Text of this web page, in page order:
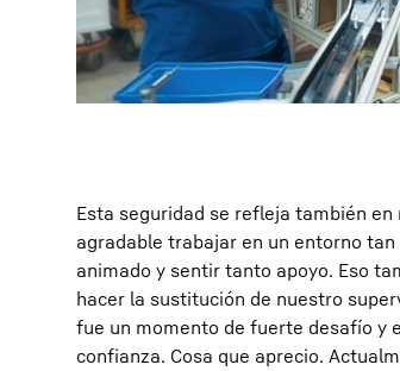
Esta seguridad se refleja también
agradable trabajar en un entorno
animado y sentir tanto apoyo. Eso
hacer la sustitución de nuestro
fue un momento de fuerte desafío y
confianza. Cosa que aprecio.